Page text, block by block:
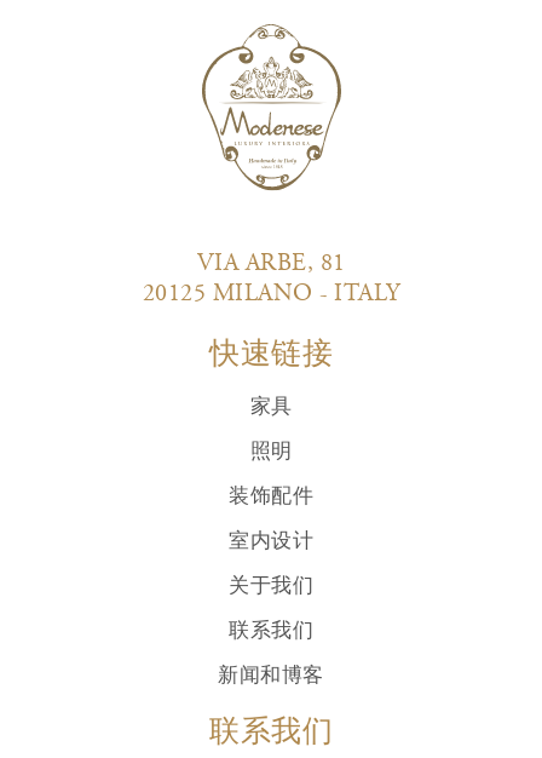
VIA ARBE, 81
20125 MILANO - ITALY
快速链接
家具
照明
装饰配件
室内设计
关于我们
联系我们
新闻和博客
联系我们